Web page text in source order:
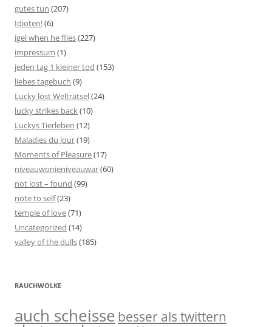
gutes tun (207)
Idioten!(6)
igel when he flies(227)
impressum (1)
jeden tag 1 kleiner tod (153)
liebes tagebuch (9)
Lucky löst Welträtsel(24)
lucky strikes back(10)
Luckys Tierleben (12)
Maladies du Jour(19)
Moments of Pleasure(17)
niveauwonieniveauwar(60)
not lost – found (99)
note to self(23)
temple of love(71)
Uncategorized (14)
valley of the dulls(185)
RAUCHWOLKE
auch scheisse besser als twittern